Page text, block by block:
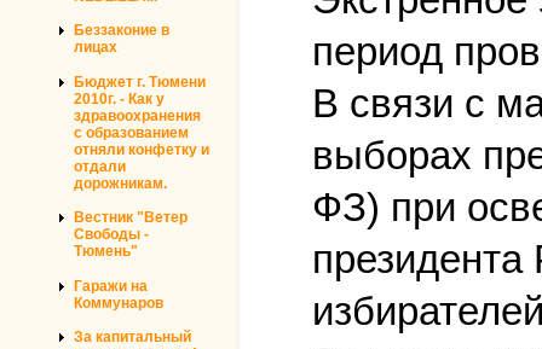
Беззаконие в
лицах
Бюджет г. Тюмени
2010г. - Как у
здравоохранения
с образованием
отняли конфетку и
отдали
дорожникам.
Вестник "Ветер
Свободы -
Тюмень"
Гаражи на
Коммунаров
За капитальный
период
В связи с
выборах
ФЗ) при